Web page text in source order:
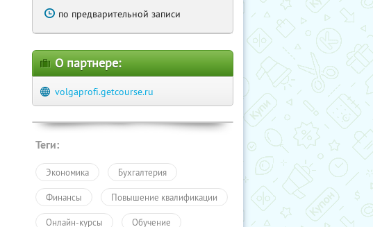
по предварительной записи
О партнере:
volgaprofi.getcourse.ru
Теги:
Экономика Бухгалтерия
Финансы Повышение квалификации
Онлайн-курсы Обучение